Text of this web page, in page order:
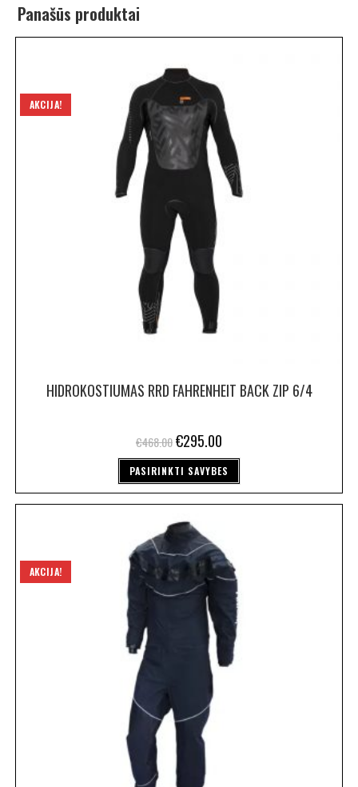
Panašūs produktai
AKCIJA!
HIDROKOSTIUMAS RRD FAHRENHEIT BACK ZIP 6/4
€468.00€295.00
PASIRINKTI SAVYBES
AKCIJA!